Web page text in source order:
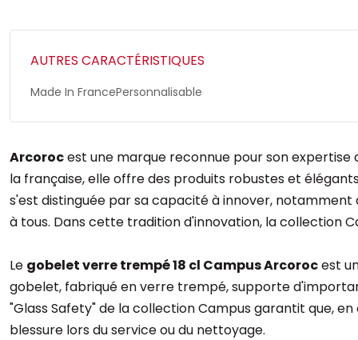
AUTRES CARACTÉRISTIQUES
Made In FrancePersonnalisable
Arcorocest une marque reconnue pour son
la française, elle offre des produits robustes et
s'est distinguée par sa capacité à innover,
à tous. Dans cette tradition d'innovation, la collection
Le gobelet verre trempé 18 cl Campus Arcorocest
gobelet, fabriqué en verre trempé, supporte
"Glass Safety" de la collection Campus garantit que,
blessure lors du service ou du nettoyage.